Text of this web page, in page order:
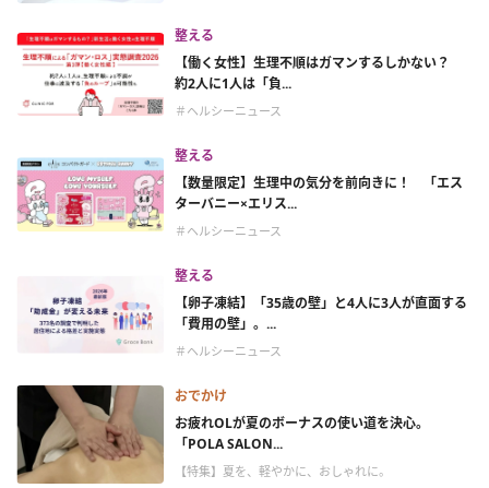
整える
【働く女性】生理不順はガマンするしかない？
約2人に1人は「負...
＃ヘルシーニュース
整える
【数量限定】生理中の気分を前向きに！ 「エス
ターバニー×エリス...
＃ヘルシーニュース
整える
【卵子凍結】「35歳の壁」と4人に3人が直面する
「費用の壁」。...
＃ヘルシーニュース
おでかけ
お疲れOLが夏のボーナスの使い道を決心。
「POLA SALON...
【特集】夏を、軽やかに、おしゃれに。